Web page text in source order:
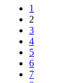
1
2
3
4
5
6
7